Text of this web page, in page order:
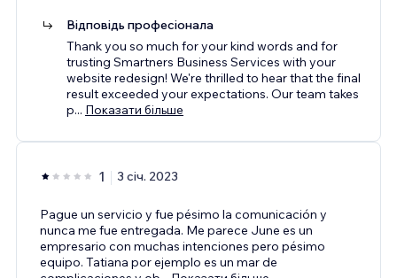
Відповідь професіонала
Thank you so much for your kind words and for
trusting Smartners Business Services with your
website redesign! We're thrilled to hear that the final
result exceeded your expectations. Our team takes
p... Показати більше
1 3 січ. 2023
Pague un servicio y fue pésimo la comunicación y
nunca me fue entregada. Me parece June es un
empresario con muchas intenciones pero pésimo
equipo. Tatiana por ejemplo es un mar de